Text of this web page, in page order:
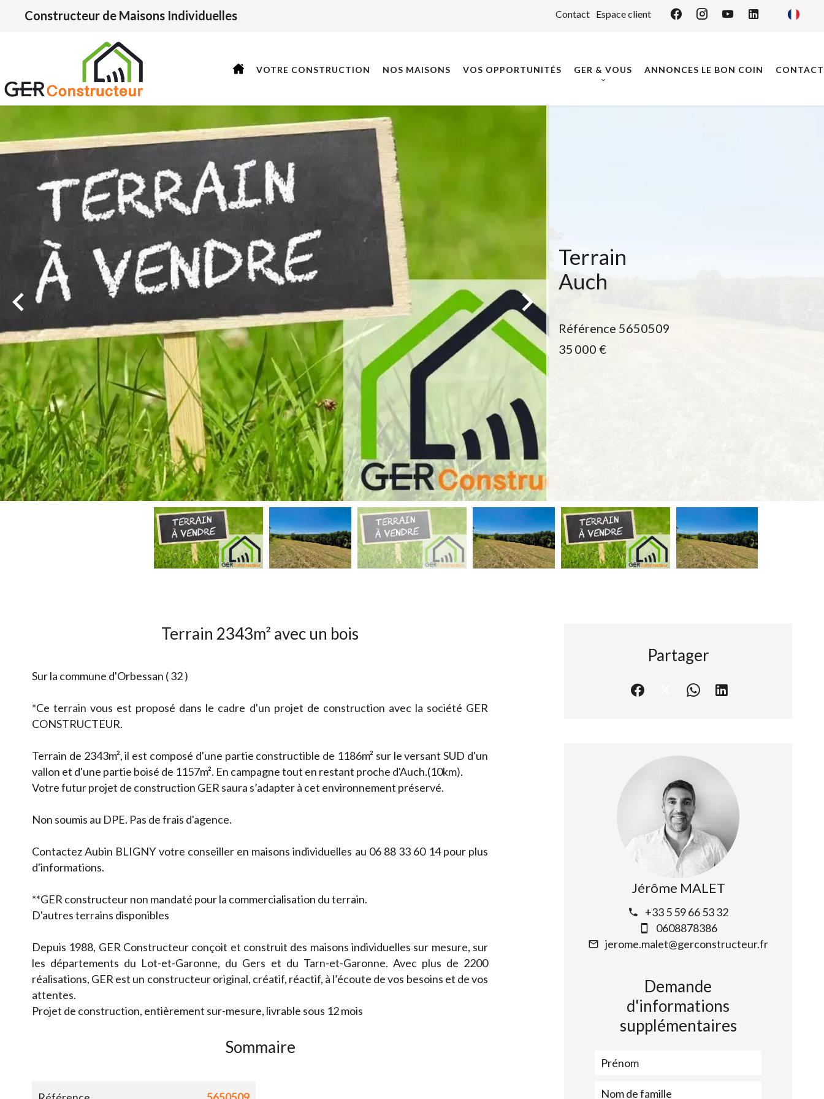
Contact Espace client
Constructeur de Maisons Individuelles
VOTRE CONSTRUCTION NOS MAISONS VOS OPPORTUNITÉS GER & VOUS ANNONCES LE BON COIN CONTACT
Terrain
Auch
Référence 5650509
35 000 €
Terrain 2343m² avec un bois
Sur la commune d'Orbessan ( 32 )
*Ce terrain vous est proposé dans le cadre d'un projet de construction avec la société GER
CONSTRUCTEUR.
Terrain de 2343m², il est composé d'une partie constructible de 1186m² sur le versant SUD d'un
vallon et d'une partie boisé de 1157m². En campagne tout en restant proche d'Auch.(10km).
Votre futur projet de construction GER saura s’adapter à cet environnement préservé.
Non soumis au DPE. Pas de frais d'agence.
Contactez Aubin BLIGNY votre conseiller en maisons individuelles au 06 88 33 60 14 pour plus
d'informations.
**GER constructeur non mandaté pour la commercialisation du terrain.
D'autres terrains disponibles
Depuis 1988, GER Constructeur conçoit et construit des maisons individuelles sur mesure, sur
les départements du Lot-et-Garonne, du Gers et du Tarn-et-Garonne. Avec plus de 2200
réalisations, GER est un constructeur original, créatif, réactif, à l’écoute de vos besoins et de vos
attentes.
Projet de construction, entièrement sur-mesure, livrable sous 12 mois
Sommaire
Partager
Jérôme MALET
+33 5 59 66 53 32
0608878386
jerome.malet@gerconstructeur.fr
Demande
d'informations
supplémentaires